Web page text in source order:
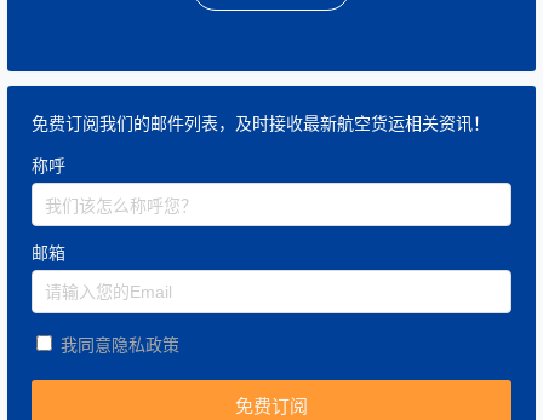
共享或拼单模式：将多件急件合并运输，分摊OBC
(2) 人员管理优化
误成本。
差旅计划合理化：提前预订机票、酒店，可节省差
旅费用。
免费订阅我们的邮件列表，及时接收最新航空货运相关资讯！
称呼
邮箱
我同意隐私政策